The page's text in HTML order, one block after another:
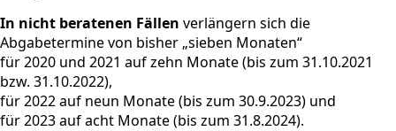
In nicht beratenen Fällen verlängern sich die
Abgabetermine von bisher „sieben Monaten“
für 2020 und 2021 auf zehn Monate (bis zum 31.10.2021
bzw. 31.10.2022),
für 2022 auf neun Monate (bis zum 30.9.2023) und
für 2023 auf acht Monate (bis zum 31.8.2024).